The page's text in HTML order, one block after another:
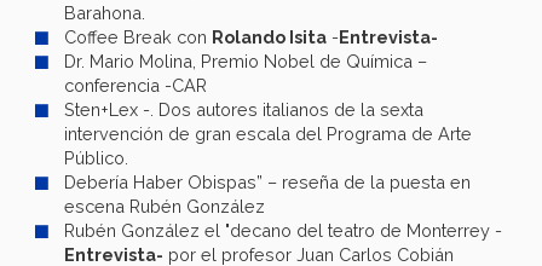
Barahona.
Coffee Break con Rolando Isita -Entrevista-
Dr. Mario Molina, Premio Nobel de Química –
conferencia -CAR
Sten+Lex -. Dos autores italianos de la sexta
intervención de gran escala del Programa de Arte
Público.
Debería Haber Obispas” – reseña de la puesta en
escena Rubén González
Rubén González el "decano del teatro de Monterrey -
Entrevista- por el profesor Juan Carlos Cobián